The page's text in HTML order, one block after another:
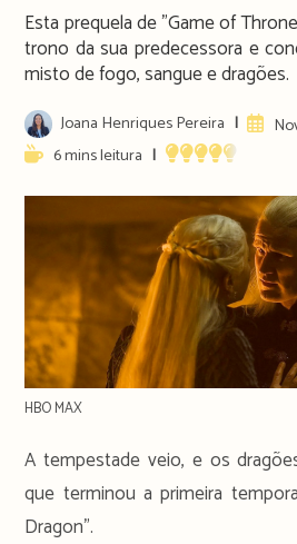
Esta prequela de "Game of
trono da sua predecessora e
misto de fogo, sangue e dragões.
Post
author:
Joana Henriques Pereira
Artigo
Reading6 mins leitura
HBO MAX
A tempestade veio, e os
que terminou a primeira
Dragon”.